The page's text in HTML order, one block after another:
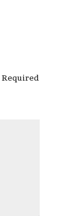
Required